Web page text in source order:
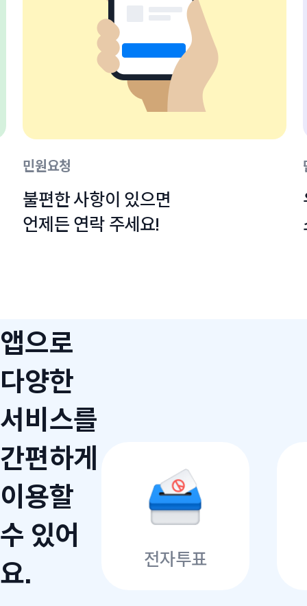
민원요청
불편한 사항이 있으면
언제든 연락 주세요!
앱으로
다양한
서비스를
간편하게
이용할
수 있어
요.
전자투표